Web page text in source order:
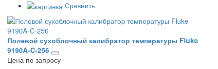
Сравнить
Полевой сухоблочный калибратор температуры Fluke
9190A-C-256
Цена по запросу